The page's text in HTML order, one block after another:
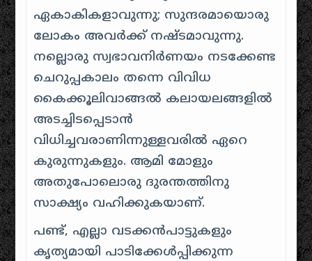
ഏകാകികളാവുന്നു; സുന്ദരമായൊരു
ലോകം അവർക്ക് നഷ്ടമാവുന്നു.
നല്ലൊരു സ്വഭാവനിർണയം നടക്കേണ്ട
ചെറുപ്പകാലം തന്നെ വിവിധ
കൈക്കൂലിവാങ്ങൽ കലായലങ്ങളിൽ
അടച്ചിടപ്പെടാൻ
വിധിച്ചവരാണിന്നുള്ളവരിൽ ഏറെ
കുരുന്നുകളും. ആമി മോളും
അതുപോലൊരു ദുരന്തത്തിനു
സാക്ഷ്യം വഹിക്കുകയാണ്.
പണ്ട്, എല്ലാ വടക്കൻപാട്ടുകളും
കൃത്യമായി പാടിക്കേൾപ്പിക്കുന്ന